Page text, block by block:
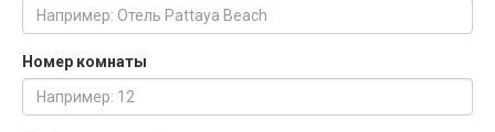
Номер комнаты